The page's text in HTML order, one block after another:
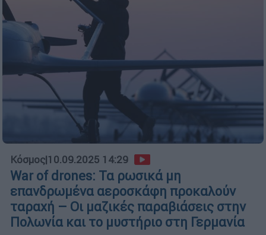
Κόσμος|10.09.2025 14:29
War of drones: Τα ρωσικά μη
επανδρωμένα αεροσκάφη προκαλούν
ταραχή – Οι μαζικές παραβιάσεις στην
Πολωνία και το μυστήριο στη Γερμανία